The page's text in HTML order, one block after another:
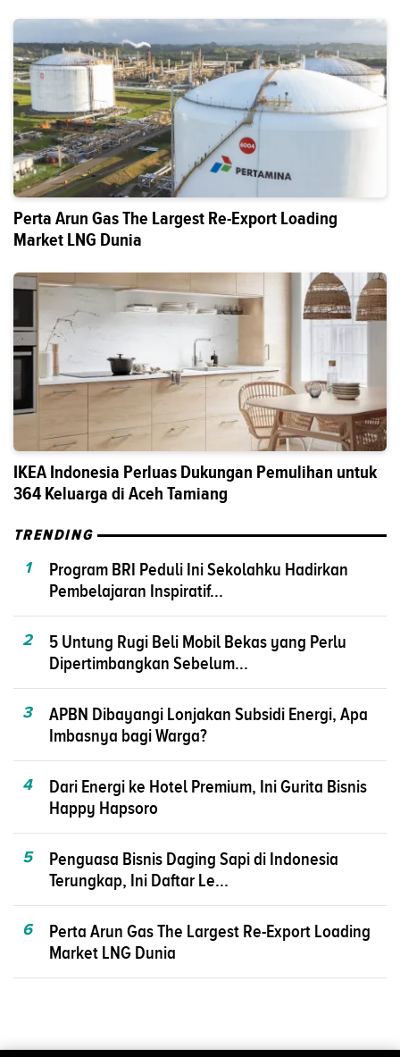
Perta Arun Gas The Largest Re-Export Loading
Market LNG Dunia
IKEA Indonesia Perluas Dukungan Pemulihan untuk
364 Keluarga di Aceh Tamiang
TRENDING
1
Program BRI Peduli Ini Sekolahku Hadirkan
Pembelajaran Inspiratif...
2
5 Untung Rugi Beli Mobil Bekas yang Perlu
Dipertimbangkan Sebelum...
3
APBN Dibayangi Lonjakan Subsidi Energi, Apa
Imbasnya bagi Warga?
4
Dari Energi ke Hotel Premium, Ini Gurita Bisnis
Happy Hapsoro
5
Penguasa Bisnis Daging Sapi di Indonesia
Terungkap, Ini Daftar Le...
6
Perta Arun Gas The Largest Re-Export Loading
Market LNG Dunia